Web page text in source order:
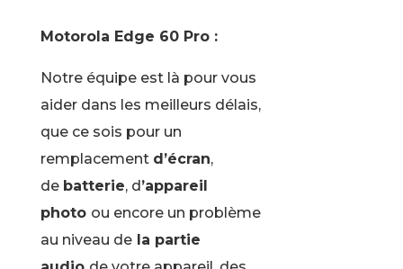
Motorola Edge 60 Pro :
Notre équipe est là pour vous
aider dans les meilleurs délais,
que ce sois pour un
remplacement d’écran,
de batterie, d’appareil
photo ou encore un problème
au niveau dela partie